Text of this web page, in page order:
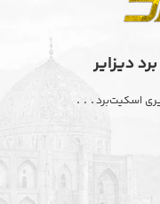
دیزایر
اسکیت‌برد. . .